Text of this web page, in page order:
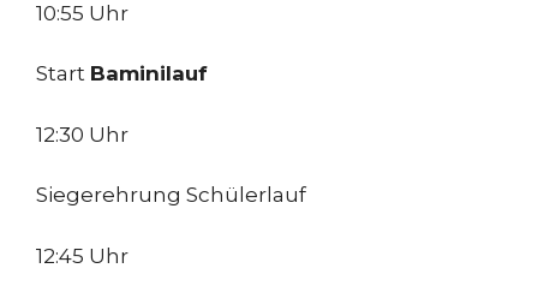
10:55 Uhr
Start Baminilauf
12:30 Uhr
Siegerehrung Schülerlauf
12:45 Uhr